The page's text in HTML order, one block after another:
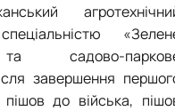
садово-
завершення
пішов до війська,